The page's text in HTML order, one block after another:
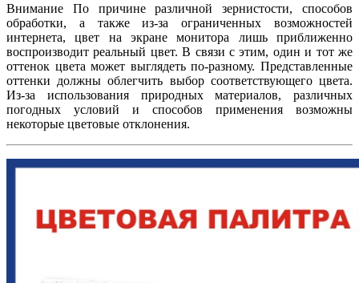
Внимание По причине различной зернистости, способов
обработки, а также из-за ограниченных возможностей
интернета, цвет на экране монитора лишь приближенно
воспроизводит реальный цвет. В связи с этим, один и тот же
оттенок цвета может выглядеть по-разному. Представленные
оттенки должны облегчить выбор соответствующего цвета.
Из-за использования природных материалов, различных
погодных условий и способов применения возможны
некоторые цветовые отклонения.